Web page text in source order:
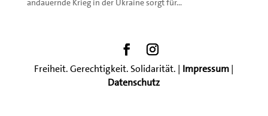
andauernde Krieg in der Ukraine sorgt für...
Freiheit. Gerechtigkeit. Solidarität. | Impressum|
Datenschutz